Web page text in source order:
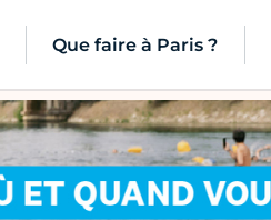
Que faire à Paris ?